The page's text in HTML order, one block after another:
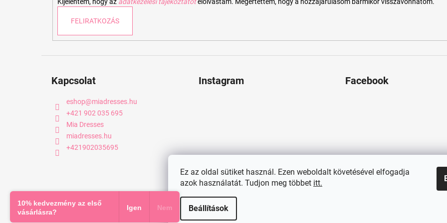
Ez az oldal sütiket használ. Ezen weboldalt követésével elfogadja
azok használatát. Tudjon meg többet itt.
Beállítások
FELIRATKOZÁS
Kapcsolat
eshop@miadresses.hu
+421 902 035 695
Mia Dresses
miadresses.hu
+421902035695
Instagram Facebook
Copyright 2026miadresses.hu
10% kedvezmény az első
vásárlásra?
Igen Nem